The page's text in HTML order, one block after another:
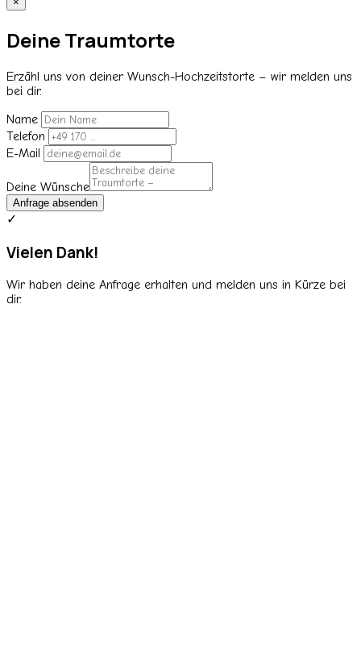
Deine Traumtorte
Erzähl uns von deiner Wunsch-Hochzeitstorte – wir melden uns
bei dir.
Name
Telefon
E-Mail
Deine Wünsche
Anfrage absenden
✓
Vielen Dank!
Wir haben deine Anfrage erhalten und melden uns in Kürze bei
dir.